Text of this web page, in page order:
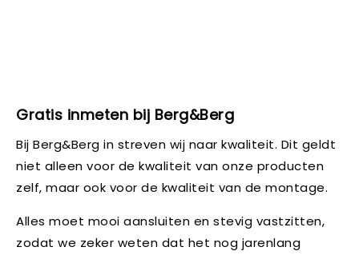
Gratis inmeten bij Berg&Berg
Bij Berg&Berg in streven wij naar kwaliteit. Dit geldt
niet alleen voor de kwaliteit van onze producten
zelf, maar ook voor de kwaliteit van de montage.
Alles moet mooi aansluiten en stevig vastzitten,
zodat we zeker weten dat het nog jarenlang